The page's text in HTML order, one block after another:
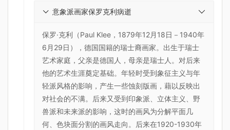
意象派画家保罗克利病逝
保罗·克利（Paul Klee，1879年12月18日－1940年
6月29日），德国国籍的瑞士裔画家。出生于瑞士
艺术家庭，父亲是德国人，母亲是瑞士人。对后来
他的艺术生涯奠定基础。年轻时受到象征主义与年
轻派风格的影响，产生一些蚀刻版画，藉以反映出
对社会的不满。后来又受到印象派、立体主义、野
兽派和未来派的影响，这时的画风为分解平面几
何、色块面分割的画风走向。后来在1920-1930年